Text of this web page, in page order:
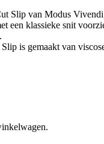
Slip van Modus
een klassieke snit
is gemaakt van